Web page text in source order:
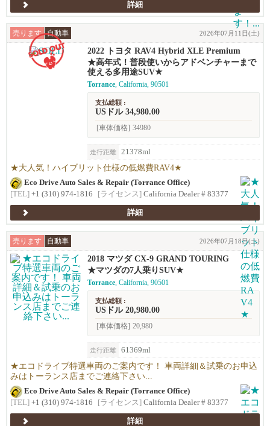
詳細
売ります 自動車 2026年07月11日(土)
2022 トヨタ RAV4 Hybrid XLE Premium
★高年式！普段使いからアドベンチャーまで
使える多用途SUV★
Torrance, California, 90501
支払総額 :
USドル 34,980.00
[車体価格] 34980
走行距離 21378ml
★大人気！ハイブリット仕様の低燃費RAV4★
Eco Drive Auto Sales & Repair (Torrance Office)
[TEL] +1 (310) 974-1816 [ライセンス] California Dealer # 83377
詳細
売ります 自動車 2026年07月18日(土)
2018 マツダ CX-9 GRAND TOURING
★マツダの7人乗りSUV★
Torrance, California, 90501
支払総額 :
USドル 20,980.00
[車体価格] 20,980
走行距離 61369ml
★エコドライブ特選車両のご案内です！ 車両詳細＆試乗のお申込
みはトーランス店までご連絡下さい...
Eco Drive Auto Sales & Repair (Torrance Office)
[TEL] +1 (310) 974-1816 [ライセンス] California Dealer # 83377
詳細